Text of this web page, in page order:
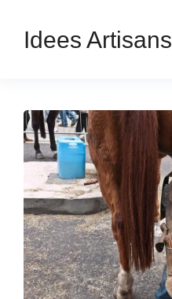
Idees Artisans